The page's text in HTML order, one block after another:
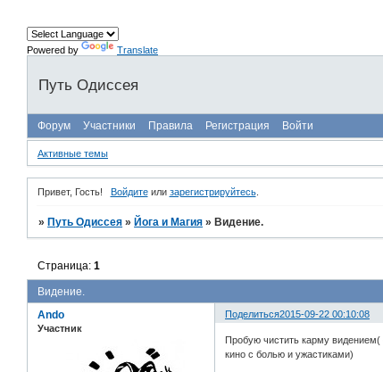
Powered by Translate
Путь Одиссея
Форум Участники Правила Регистрация Войти
Активные темы
Привет, Гость! Войдитеили зарегистрируйтесь.
» Путь Одиссея » Йога и Магия » Видение.
Видение.
Страница:1
Поделиться2015-09-22 00:10:08
Ando
Участник
Пробую чистить карму
кино с болью и ужастиками)